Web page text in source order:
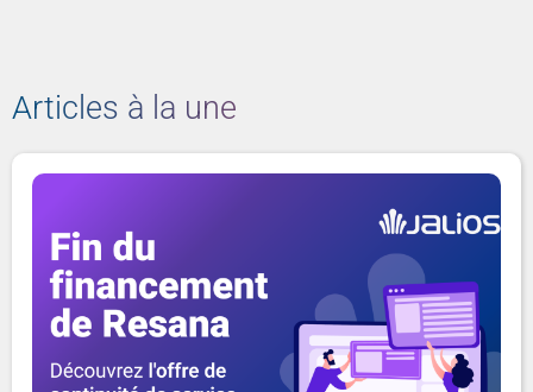
Articles à la une